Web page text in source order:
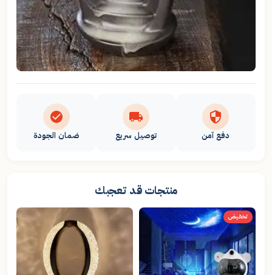
دفع آمن توصيل سريع ضمان الجودة
منتجات قد تعجبك
تخفيض